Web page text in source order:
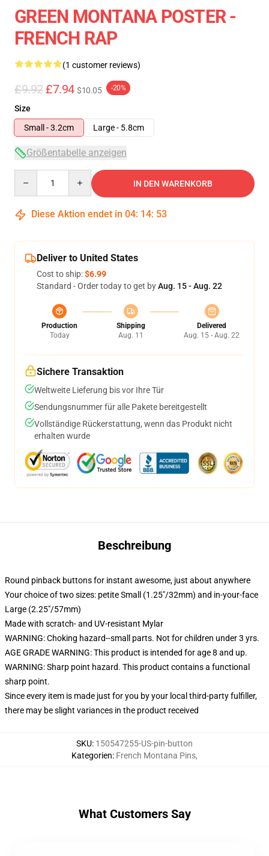
GREEN MONTANA POSTER -
FRENCH RAP
(1 customer reviews)
£9.92 £7.94 $10.05 -20%
Size
Small - 3.2cm
Large - 5.8cm
Größentabelle anzeigen
IN DEN WARENKORB
Diese Aktion endet in 04: 14: 53
Deliver to United States
Cost to ship:$6.99
Standard - Order today to get byAug. 15 - Aug. 22
Production
Today
Shipping
Aug. 11
Delivered
Aug. 15 - Aug. 22
Sichere Transaktion
Weltweite Lieferung bis vor Ihre Tür
Sendungsnummer für alle Pakete bereitgestellt
Vollständige Rückerstattung, wenn das Produkt nicht
erhalten wurde
Beschreibung
Round pinback buttons for instant awesome, just about anywhere
Your choice of two sizes: petite Small (1.25"/32mm) and in-your-face
Large (2.25"/57mm)
Made with scratch- and UV-resistant Mylar
WARNING: Choking hazard--small parts. Not for children under 3 yrs.
AGE GRADE WARNING: This product is intended for age 8 and up.
WARNING: Sharp point hazard. This product contains a functional
sharp point.
Since every item is made just for you by your local third-party fulfiller,
there may be slight variances in the product received
SKU: 150547255-US-pin-button
Kategorien: French Montana Pins,
What Customers Say